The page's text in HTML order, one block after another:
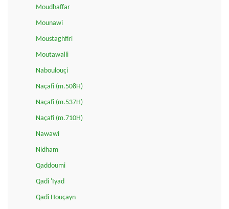
Moudhaffar
Mounawi
Moustaghfiri
Moutawalli
Naboulouçi
Naçafi (m.508H)
Naçafi (m.537H)
Naçafi (m.710H)
Nawawi
Nidham
Qaddoumi
Qadi 'Iyad
Qadi Houçayn